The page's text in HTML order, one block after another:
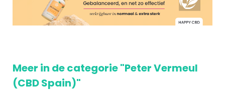
Meer in de categorie "Peter Vermeul
(CBD Spain)"